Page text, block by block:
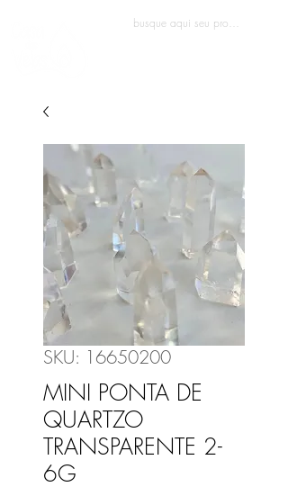
SKU: 16650200
MINI PONTA DE
QUARTZO
TRANSPARENTE 2-
6G